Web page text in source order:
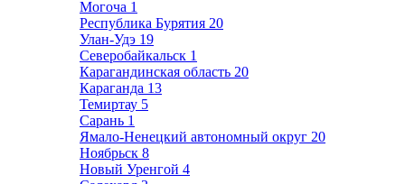
Могоча 1
Республика Бурятия 20
Улан-Удэ 19
Северобайкальск 1
Карагандинская область 20
Караганда 13
Темиртау 5
Сарань 1
Ямало-Ненецкий автономный округ 20
Ноябрьск 8
Новый Уренгой 4